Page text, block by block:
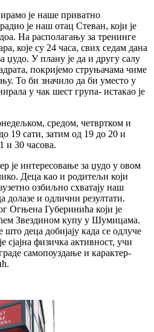
је наше приватно
је наш отац Стеван, који је
На располагању за тренинге
које су 24 часа, свих седам дана
џудо. У плану је да и другу салу
покријемо струњачама чиме
То би значило да би уместо у
у чак шест група- истакао је
средом, четвртком и
19 сати, затим од 19 до 20 и
и 30 часова.
је интересовање за џудо у овом
Деца као и родитељи који
озбиљно схватају наш
долазе и одлични резултати.
Огњена Губеринића који је
Звездином купу у Шумицама.
деца добијају када се одлуче
сјајна физичка активност, учи
самопоуздање и карактер-